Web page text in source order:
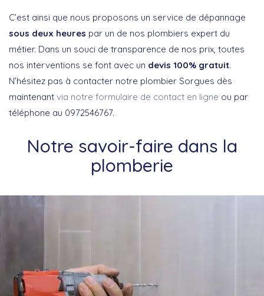
C’est ainsi que nous proposons un service de dépannage
sous deux heures par un de nos plombiers expert du
métier. Dans un souci de transparence de nos prix, toutes
nos interventions se font avec un devis 100% gratuit.
N’hésitez pas à contacter notre plombier Sorgues dès
maintenant via notre formulaire de contact en ligne ou par
téléphone au 0972546767.
Notre savoir-faire dans la
plomberie